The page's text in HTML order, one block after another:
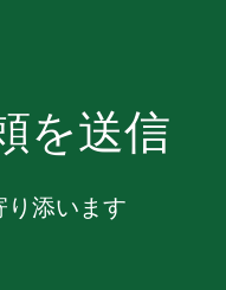
を送信
り添います